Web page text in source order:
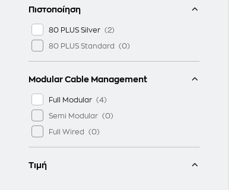
Πιστοποίηση
80 PLUS Silver
80 PLUS Standard
Modular Cable Management
Full Modular
Semi Modular
Full Wired
Τιμή